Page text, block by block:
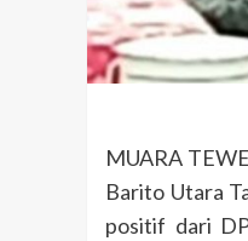
MUARA
Barito Utara
positif dari